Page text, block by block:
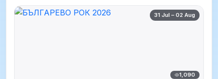
31 Jul – 02 Aug
1,090